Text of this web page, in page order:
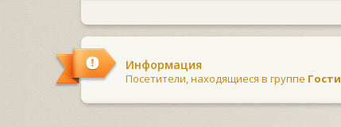
Информация
Посетители, находящиеся в группе Гости